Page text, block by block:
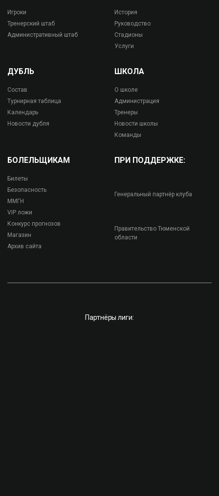
Игроки
Тренерский штаб
Административный штаб
История
Руководство
Стадионы
Услуги
ДУБЛЬ
Состав
Турнирная таблица
Календарь
Новости дубля
ШКОЛА
О школе
Администрация
Тренеры
Новости школы
Команды
БОЛЕЛЬЩИКАМ
Билеты
Безопасность
ММГН
VIP ложи
Конкурс прогнозов
Магазин
Архив сайта
ПРИ ПОДДЕРЖКЕ:
Генеральный партнёр клуба
Правительство Тюменской
области
Партнёры лиги: